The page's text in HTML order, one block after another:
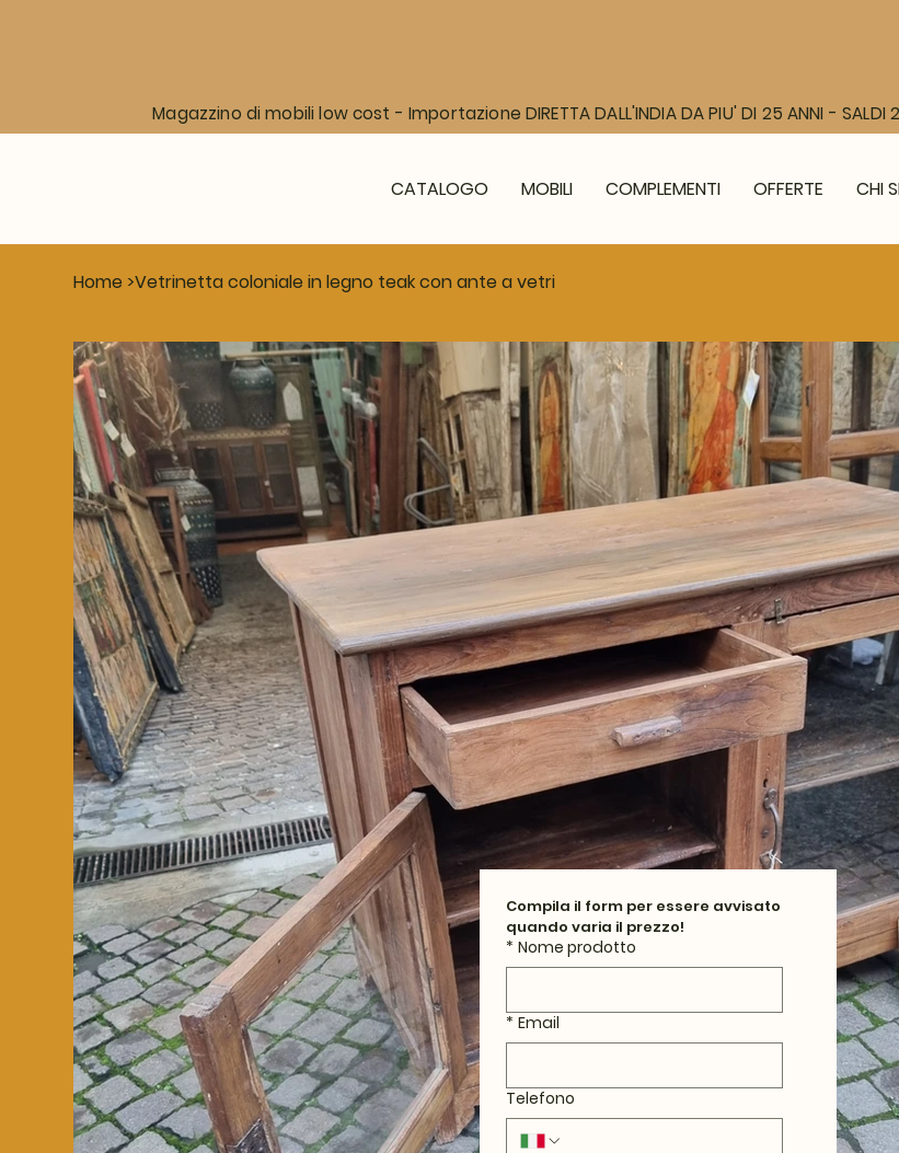
CATALOGO MOBILI COMPLEMENTI OFFERTE CHI
Home >Vetrinetta coloniale in legno teak con ante a vetri
Compila il form per essere avvisato
quando varia il prezzo!
* Nome prodotto
* Email
Telefono
Magazzino di mobili low cost - Importazione DIRETTA DALL'INDIA DA PIU' DI 25 ANNI - SALDI